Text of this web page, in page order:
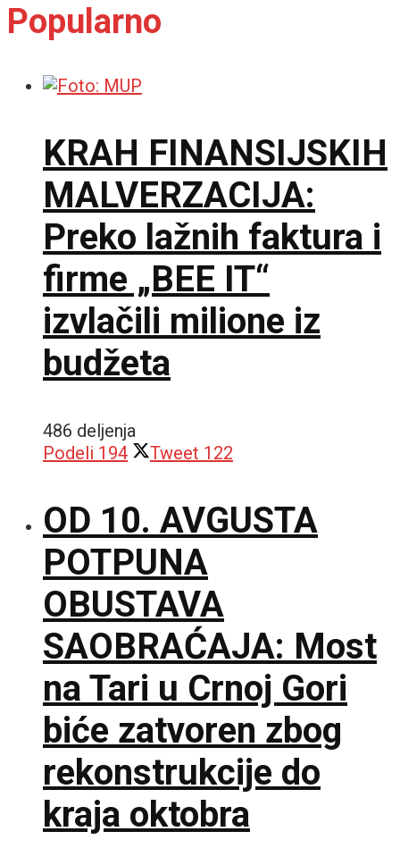
Popularno
KRAH FINANSIJSKIH
MALVERZACIJA:
Preko lažnih faktura i
firme „BEE IT“
izvlačili milione iz
budžeta
486 deljenja
Podeli 194 Tweet 122
OD 10. AVGUSTA
POTPUNA
OBUSTAVA
SAOBRAĆAJA: Most
na Tari u Crnoj Gori
biće zatvoren zbog
rekonstrukcije do
kraja oktobra